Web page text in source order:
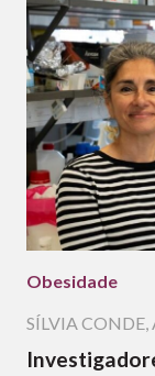
Obesidade
SÍLVIA CONDE,